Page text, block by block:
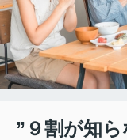
”９割が知